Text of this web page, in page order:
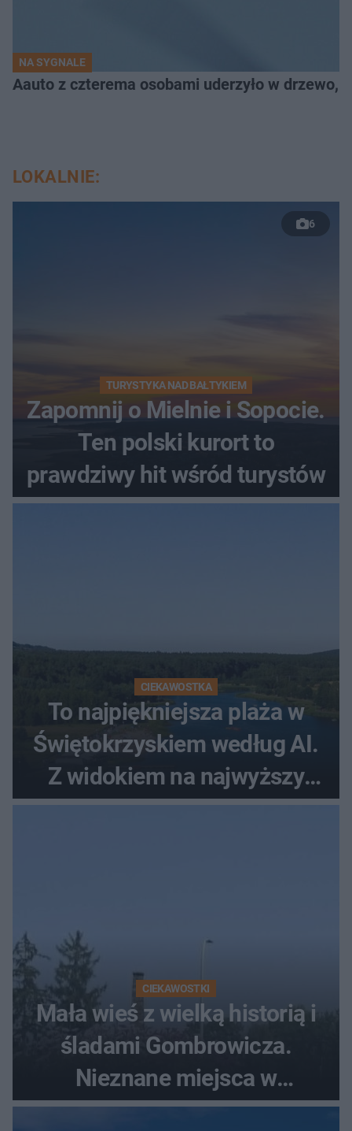
NA SYGNALE
Aauto z czterema osobami uderzyło w drzewo,
LOKALNIE:
6
TURYSTYKA NAD BAŁTYKIEM
Zapomnij o Mielnie i Sopocie.
Ten polski kurort to
prawdziwy hit wśród turystów
CIEKAWOSTKA
To najpiękniejsza plaża w
Świętokrzyskiem według AI.
Z widokiem na najwyższy
szczyt Gór Świętokrzyskich
CIEKAWOSTKI
Mała wieś z wielką historią i
śladami Gombrowicza.
Nieznane miejsca w
Świętokrzyskiem